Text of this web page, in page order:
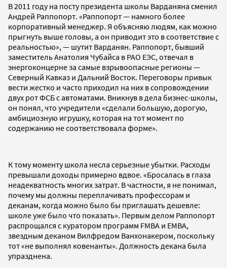
В 2011 году на посту президента школы Варданяна сменил
Андрей Раппопорт. «Раппопорт — намного более
корпоративный менеджер. Я объясняю людям, как можно
прыгнуть выше головы, а он приводит это в соответствие с
реальностью», — шутит Варданян. Раппопорт, бывший
заместитель Анатолия Чубайса в РАО ЕЭС, отвечал в
энергоконцерне за самые взрывоопасные регионы —
Северный Кавказ и Дальний Восток. Переговоры привык
вести жестко и часто приходил на них в сопровождении
двух рот ФСБ с автоматами. Вникнув в дела бизнес-школы,
он понял, что учредители «сделали большую, дорогую,
амбициозную игрушку, которая на тот момент по
содержанию не соответствовала форме».
К тому моменту школа несла серьезные убытки. Расходы
превышали доходы примерно вдвое. «Бросалась в глаза
неадекватность многих затрат. В частности, я не понимал,
почему мы должны переплачивать профессорам и
деканам, когда можно было бы приглашать дешевле:
школе уже было что показать». Первым делом Раппопорт
распрощался с куратором программ FMBA и EMBA,
звездным деканом Вилфредом Ванхонакером, поскольку
тот «не выполнял ковенанты». Должность декана была
упразднена.